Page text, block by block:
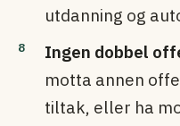
utdanning og
Ingen dobbel
motta annen
tiltak, eller ha